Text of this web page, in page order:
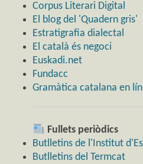
Corpus Literari Digital
El blog del 'Quadern gris'
Estratigrafia dialectal
El català és negoci
Euskadi.net
Fundacc
Gramàtica catalana en
Fullets periòdics
Butlletins de l'Institut
Butlletins del Termcat